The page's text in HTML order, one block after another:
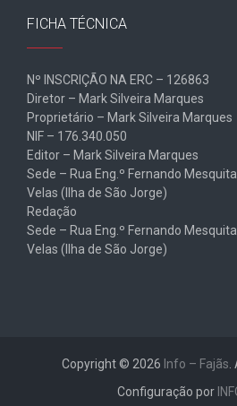
FICHA TÉCNICA
Nº INSCRIÇÃO NA ERC – 126863
Diretor – Mark Silveira Marques
Proprietário – Mark Silveira Marques
NIF – 176.340.050
Editor – Mark Silveira Marques
Sede – Rua Eng.º Fernando
Velas (Ilha de São Jorge)
Redação
Sede – Rua Eng.º Fernando
Velas (Ilha de São Jorge)
Copyright © 2026 Info – Fajãs.
Configuração por